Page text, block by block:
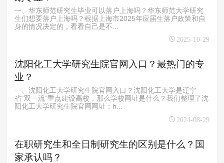
一、华东师范研究生毕业可以落户上海吗？华东师范大学研究
生们想要落户上海吗？根据上海市2025年应届生落户政策和自
身的情况决定的，看看自己是不...
2025-10-29
沈阳化工大学研究生院官网入口？最热门的专
业？
一、沈阳化工大学研究生院官网入口？沈阳化工大学是辽宁
省“双一流”重点建设高校，那么学校网址是什么？我们整理了沈
阳化工大学研究生院官网网址：h...
2024-08-29
在职研究生和全日制研究生的区别是什么？国
家承认吗？